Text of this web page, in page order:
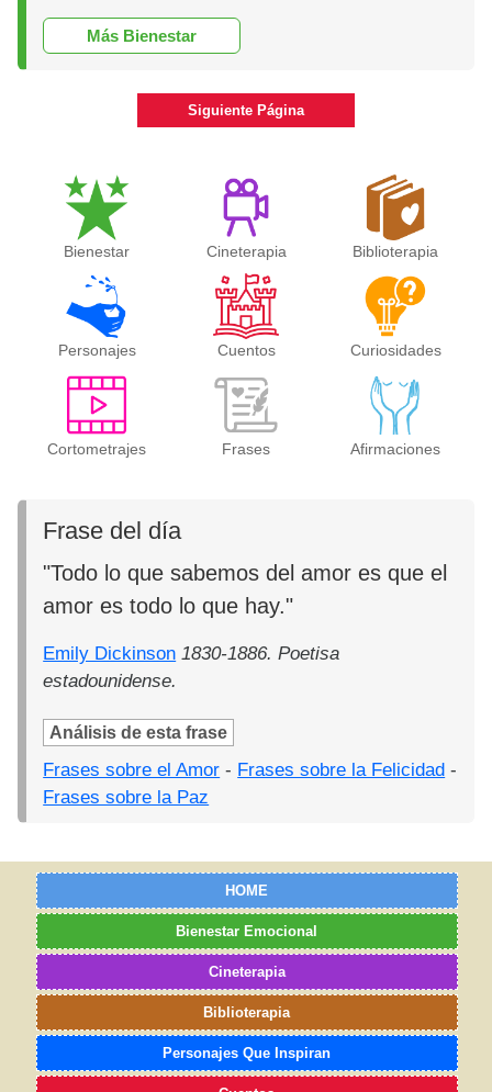
Más Bienestar
Siguiente Página
Bienestar Cineterapia Biblioterapia
Personajes Cuentos Curiosidades
Cortometrajes Frases Afirmaciones
Frase del día
"Todo lo que sabemos del amor es que el
amor es todo lo que hay."
Emily Dickinson 1830-1886. Poetisa
estadounidense.
Análisis de esta frase
Frases sobre el Amor - Frases sobre la Felicidad -
Frases sobre la Paz
HOME
Bienestar Emocional
Cineterapia
Biblioterapia
Personajes Que Inspiran